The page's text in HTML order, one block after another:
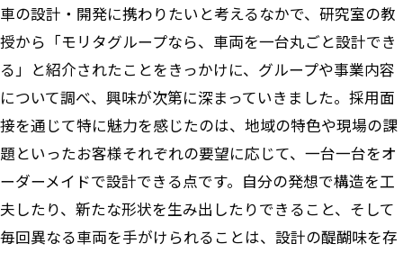
車の設計・開発に携わりたいと考えるなかで、研究室の教
授から「モリタグループなら、車両を一台丸ごと設計でき
る」と紹介されたことをきっかけに、グループや事業内容
について調べ、興味が次第に深まっていきました。採用面
接を通じて特に魅力を感じたのは、地域の特色や現場の課
題といったお客様それぞれの要望に応じて、一台一台をオ
ーダーメイドで設計できる点です。自分の発想で構造を工
夫したり、新たな形状を生み出したりできること、そして
毎回異なる車両を手がけられることは、設計の醍醐味を存